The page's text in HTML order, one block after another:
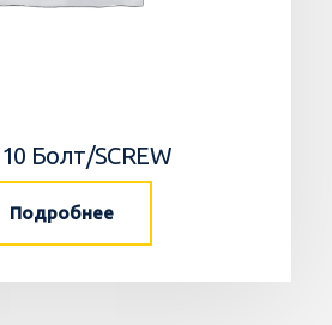
Болт/SCREW
Подробнее